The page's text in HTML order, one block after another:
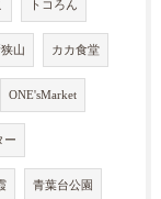
トコろん
山 カカ食堂
ONE'sMarket
ー
青葉台公園